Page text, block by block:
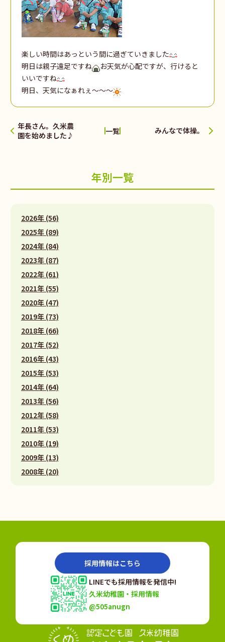
楽しい時間はあっという間に過ぎていきました
明日は親子遠足ですね
お天気が心配ですが、行けると
いいですね
明日、天気になぁれぇ～～～
年長さん。久米農
園を始めました♪
一覧 みんなで体操。
年別一覧
2026年 (56)
2025年 (89)
2024年 (84)
2023年 (87)
2022年 (61)
2021年 (55)
2020年 (47)
2019年 (73)
2018年 (66)
2017年 (52)
2016年 (43)
2015年 (53)
2014年 (64)
2013年 (56)
2012年 (58)
2011年 (53)
2010年 (19)
2009年 (13)
2008年 (20)
採用情報はこちら
LINEでも採用情報を発信中!
久米幼稚園・採用情報
@505anugn